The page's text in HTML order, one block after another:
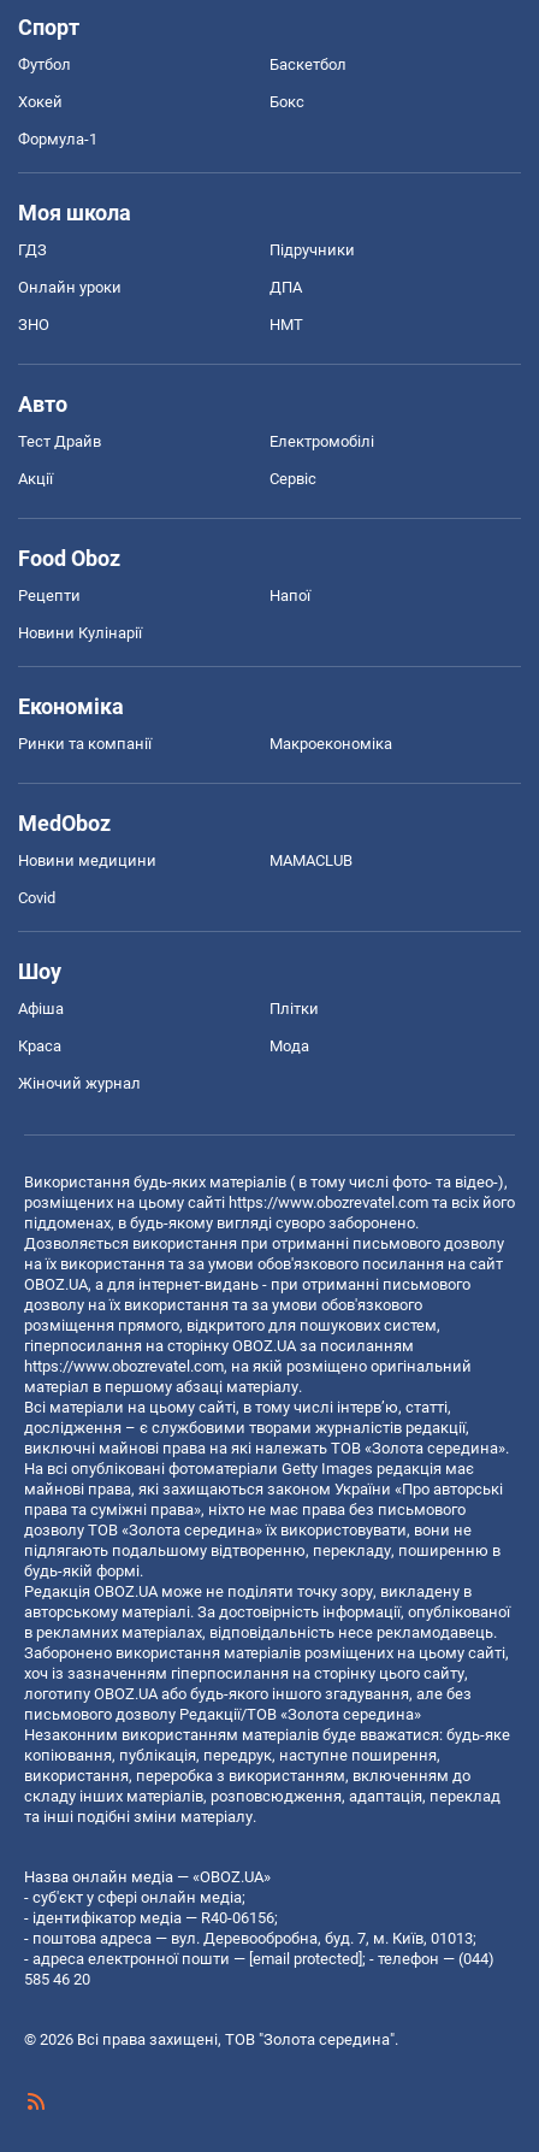
Спорт
Футбол Баскетбол
Хокей Бокс
Формула-1
Моя школа
ГДЗ Підручники
Онлайн уроки ДПА
ЗНО НМТ
Авто
Тест Драйв Електромобілі
Акції Сервіс
Food Oboz
Рецепти Напої
Новини Кулінарії
Економіка
Ринки та компанії Макроекономіка
MedOboz
Новини медицини MAMACLUB
Covid
Шоу
Афіша Плітки
Краса Мода
Жіночий журнал
Використання будь-яких матеріалів ( в тому числі фото- та відео-),
розміщених на цьому сайті https://www.obozrevatel.com та всіх його
піддоменах, в будь-якому вигляді суворо заборонено.
Дозволяється використання при отриманні письмового дозволу
на їх використання та за умови обов'язкового посилання на сайт
OBOZ.UA, а для інтернет-видань - при отриманні письмового
дозволу на їх використання та за умови обов'язкового
розміщення прямого, відкритого для пошукових систем,
гіперпосилання на сторінку OBOZ.UA за посиланням
https://www.obozrevatel.com, на якій розміщено оригінальний
матеріал в першому абзаці матеріалу.
Всі матеріали на цьому сайті, в тому числі інтерв’ю, статті,
дослідження – є службовими творами журналістів редакції,
виключні майнові права на які належать ТОВ «Золота середина».
На всі опубліковані фотоматеріали Getty Images редакція має
майнові права, які захищаються законом України «Про авторські
права та суміжні права», ніхто не має права без письмового
дозволу ТОВ «Золота середина» їх використовувати, вони не
підлягають подальшому відтворенню, перекладу, поширенню в
будь-якій формі.
Редакція OBOZ.UA може не поділяти точку зору, викладену в
авторському матеріалі. За достовірність інформації, опублікованої
в рекламних матеріалах, відповідальність несе рекламодавець.
Заборонено використання матеріалів розміщених на цьому сайті,
хоч із зазначенням гіперпосилання на сторінку цього сайту,
логотипу OBOZ.UA або будь-якого іншого згадування, але без
письмового дозволу Редакції/ТОВ «Золота середина»
Незаконним використанням матеріалів буде вважатися: будь-яке
копiювання, публiкацiя, передрук, наступне поширення,
використання, переробка з використанням, включенням до
складу інших матеріалів, розповсюдження, адаптація, переклад
та інші подібні зміни матеріалу.
Назва онлайн медіа — «OBOZ.UA»
- суб'єкт у сфері онлайн медіа;
- ідентифікатор медіа — R40-06156;
- поштова адреса — вул. Деревообробна, буд. 7, м. Київ, 01013;
- адреса електронної пошти — [email protected] ; - телефон — (044)
585 46 20
© 2026 Всі права захищені, ТОВ "Золота середина".